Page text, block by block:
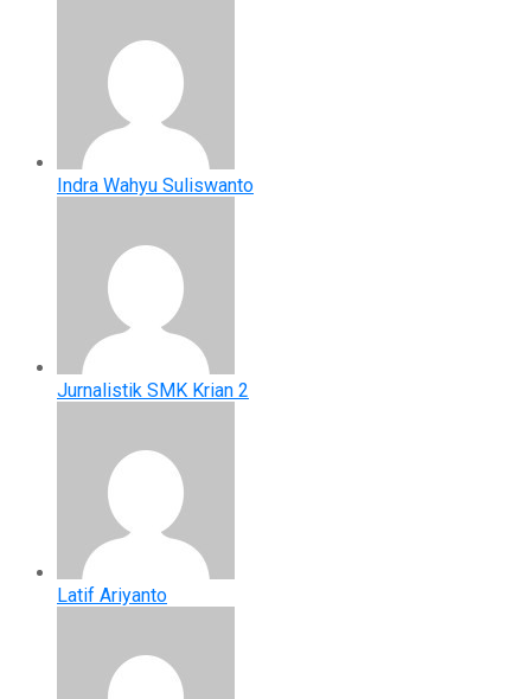
Indra Wahyu Suliswanto
Jurnalistik SMK Krian 2
Latif Ariyanto